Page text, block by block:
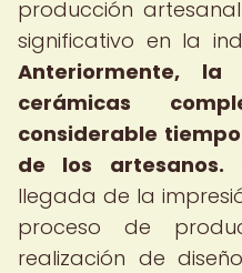
producción
significativo en la
Anteriormente,
cerámicas
considerable
de los artesanos.
llegada de la
proceso de
realización de